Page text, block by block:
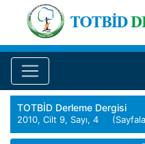
TOTBİD Derleme Dergisi
2010, Cilt 9, Sayı, 4